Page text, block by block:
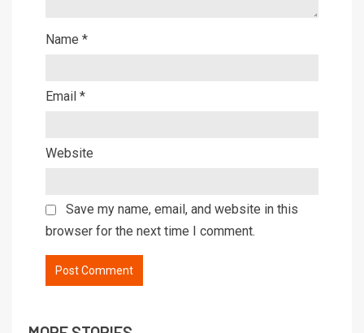
Name *
Email *
Website
Save my name, email, and website in this
browser for the next time I comment.